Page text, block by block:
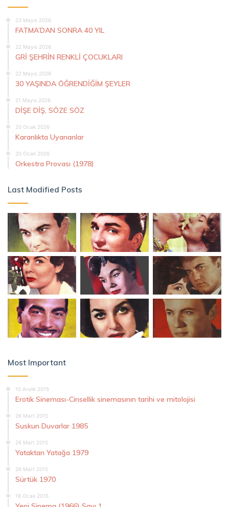
23 Mayıs 2026
FATMA’DAN SONRA 40 YIL
22 Mayıs 2026
GRİ ŞEHRİN RENKLİ ÇOCUKLARI
22 Mayıs 2026
30 YAŞINDA ÖĞRENDİĞİM ŞEYLER
21 Mayıs 2026
DİŞE DİŞ, SÖZE SÖZ
20 Ocak 2026
Karanlıkta Uyananlar
20 Ocak 2026
Orkestra Provası (1978)
Last Modified Posts
Most Important
10 Aralık 2015
Erotik Sineması-Cinsellik sinemasının tarihi ve mitolojisi
26 Mart 2015
Suskun Duvarlar 1985
26 Mart 2015
Yataktan Yatağa 1979
26 Mart 2015
Sürtük 1970
18 Ocak 2015